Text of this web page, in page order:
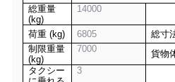
総重量
(kg)
14000
荷重 (kg) 6805 総寸
制限重量
(kg)
7000 貨物
タクシー
3